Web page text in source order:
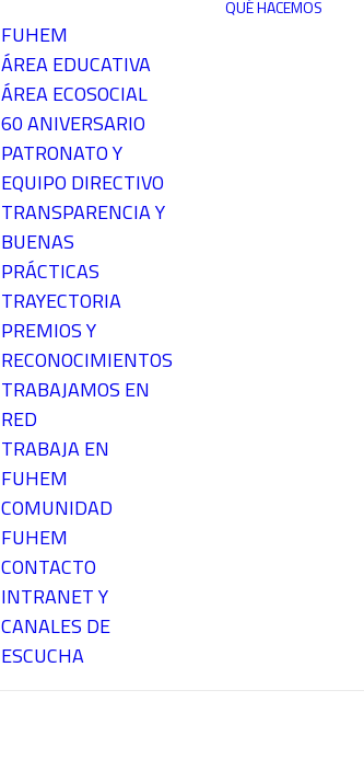
FUHEM
ÁREA EDUCATIVA
ÁREA ECOSOCIAL
60 ANIVERSARIO
PATRONATO Y
EQUIPO DIRECTIVO
TRANSPARENCIA Y
BUENAS
PRÁCTICAS
TRAYECTORIA
PREMIOS Y
RECONOCIMIENTOS
TRABAJAMOS EN
RED
TRABAJA EN
FUHEM
COMUNIDAD
FUHEM
CONTACTO
INTRANET Y
CANALES DE
ESCUCHA
QUÉ HACEMOS